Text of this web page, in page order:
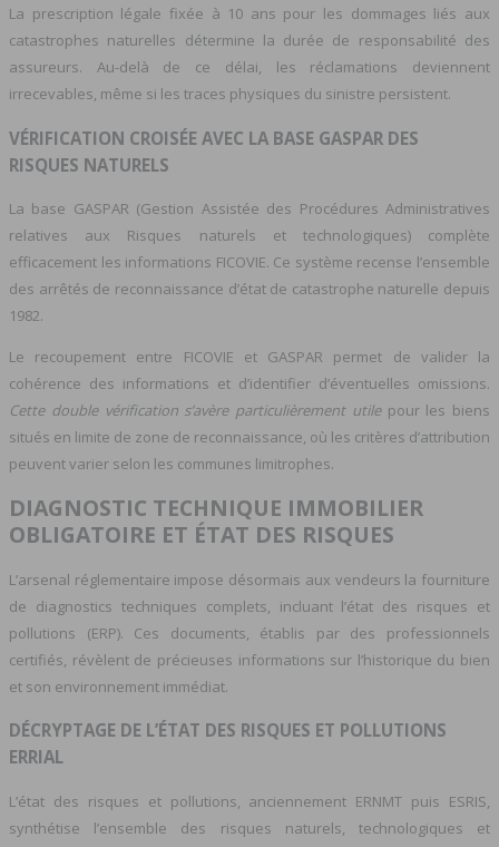
La prescription légale fixée à 10 ans pour les dommages liés aux
catastrophes naturelles détermine la durée de responsabilité des
assureurs. Au-delà de ce délai, les réclamations deviennent
irrecevables, même si les traces physiques du sinistre persistent.
VÉRIFICATION CROISÉE AVEC LA BASE GASPAR DES
RISQUES NATURELS
La base GASPAR (Gestion Assistée des Procédures Administratives
relatives aux Risques naturels et technologiques) complète
efficacement les informations FICOVIE. Ce système recense l’ensemble
des arrêtés de reconnaissance d’état de catastrophe naturelle depuis
1982.
Le recoupement entre FICOVIE et GASPAR permet de valider la
cohérence des informations et d’identifier d’éventuelles omissions.
Cette double vérification s’avère particulièrement utile pour les biens
situés en limite de zone de reconnaissance, où les critères d’attribution
peuvent varier selon les communes limitrophes.
DIAGNOSTIC TECHNIQUE IMMOBILIER
OBLIGATOIRE ET ÉTAT DES RISQUES
L’arsenal réglementaire impose désormais aux vendeurs la fourniture
de diagnostics techniques complets, incluant l’état des risques et
pollutions (ERP). Ces documents, établis par des professionnels
certifiés, révèlent de précieuses informations sur l’historique du bien
et son environnement immédiat.
DÉCRYPTAGE DE L’ÉTAT DES RISQUES ET POLLUTIONS
ERRIAL
L’état des risques et pollutions, anciennement ERNMT puis ESRIS,
synthétise l’ensemble des risques naturels, technologiques et